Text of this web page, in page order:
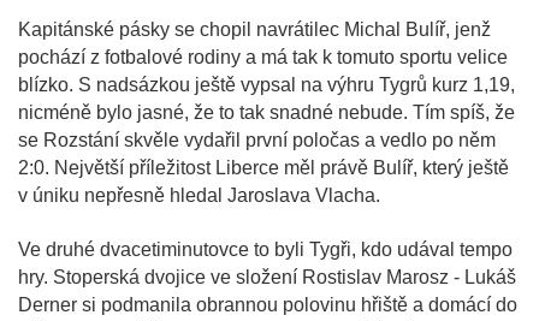
Kapitánské pásky se chopil navrátilec Michal Bulíř, jenž
pochází z fotbalové rodiny a má tak k tomuto sportu velice
blízko. S nadsázkou ještě vypsal na výhru Tygrů kurz 1,19,
nicméně bylo jasné, že to tak snadné nebude. Tím spíš, že
se Rozstání skvěle vydařil první poločas a vedlo po něm
2:0. Největší příležitost Liberce měl právě Bulíř, který ještě
v úniku nepřesně hledal Jaroslava Vlacha.
Ve druhé dvacetiminutovce to byli Tygři, kdo udával tempo
hry. Stoperská dvojice ve složení Rostislav Marosz - Lukáš
Derner si podmanila obrannou polovinu hřiště a domácí do